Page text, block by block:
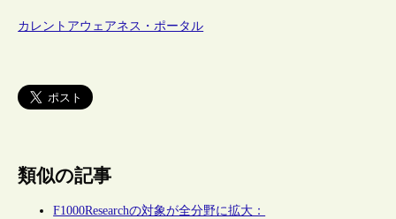
カレントアウェアネス・ポータル
類似の記事
F1000Researchの対象が全分野に拡大：